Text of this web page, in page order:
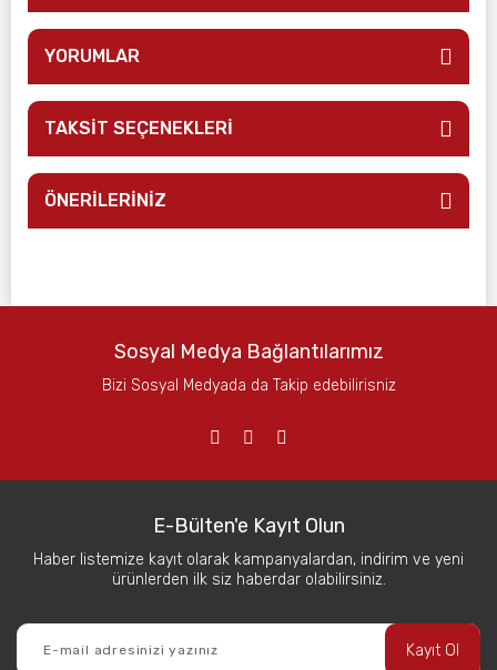
YORUMLAR
TAKSİT SEÇENEKLERİ
ÖNERİLERİNİZ
Sosyal Medya Bağlantılarımız
Bizi Sosyal Medyada da Takip edebilirisniz
E-Bülten'e Kayıt Olun
Haber listemize kayıt olarak kampanyalardan, indirim ve yeni
ürünlerden ilk siz haberdar olabilirsiniz.
Kayıt Ol